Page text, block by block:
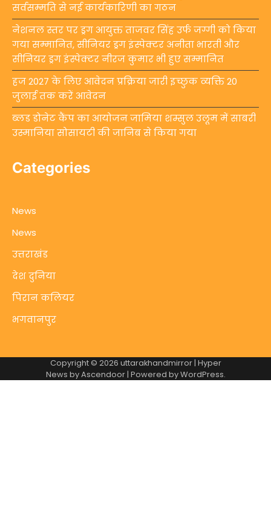
सर्वसम्मति से नई कार्यकारिणी का गठन
नेशनल स्तर पर ड्रग आयुक्त ताजवर सिंह उर्फ जग्गी को किया
गया सम्मानित, सीनियर ड्रग इंस्पेक्टर अनीता भारती और
सीनियर ड्रग इंस्पेक्टर नीरज कुमार भी हुए सम्मानित
हज 2027 के लिए आवेदन प्रक्रिया जारी इच्छुक व्यक्ति 20
जुलाई तक करें आवेदन
ब्लड डोनेट कैंप का आयोजन जामिया शम्सुल उलूम में साबरी
उस्मानिया सोसायटी की जानिब से किया गया
Categories
News
News
उत्तराखंड
देश दुनिया
पिरान कलियर
भगवानपुर
Copyright © 2026 uttarakhandmirror| Hyper
News byAscendoor| Powered byWordPress.